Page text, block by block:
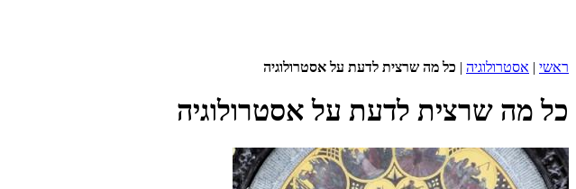
ראשי | אסטרולוגיה | כל מה שרצית לדעת על אסטרולוגיה
כל מה שרצית לדעת על אסטרולוגיה